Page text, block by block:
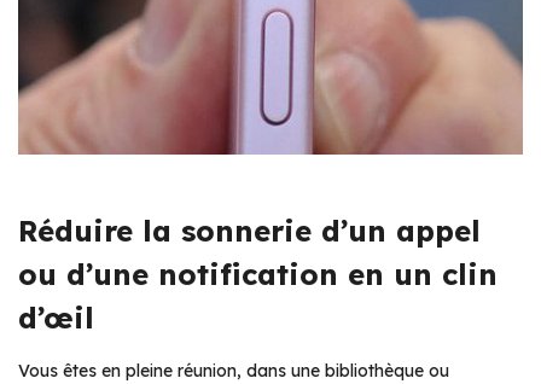
Réduire la sonnerie d’un appel
ou d’une notification en un clin
d’œil
Vous êtes en pleine réunion, dans une bibliothèque ou